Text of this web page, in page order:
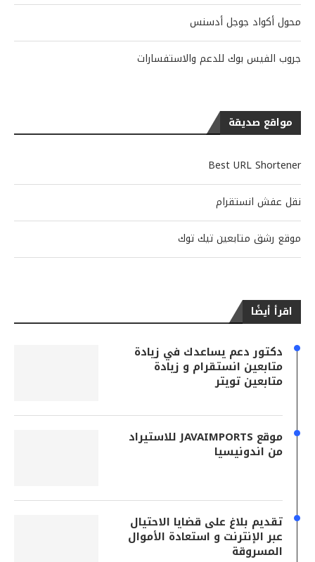
محول أكواد جوجل أدسنس
جروب الفيس بوك للدعم والاستفسارات
مواقع صديقة
Best URL Shortener
نقل عفش انستقرام
موقع رشق متابعين تيك توك
اقرأ أيضًا
دكتور دعم يساعدك في زيادة
متابعين انستقرام و زيادة
متابعين تويتر
موقع JAVAIMPORTS للاستيراد
من اندونيسيا
تقديم بلاغ على قضايا الاحتيال
عبر الإنترنت و استعادة الأموال
المسروقة